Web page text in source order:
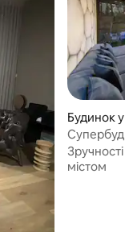
Будинок
n
Зручності
містом